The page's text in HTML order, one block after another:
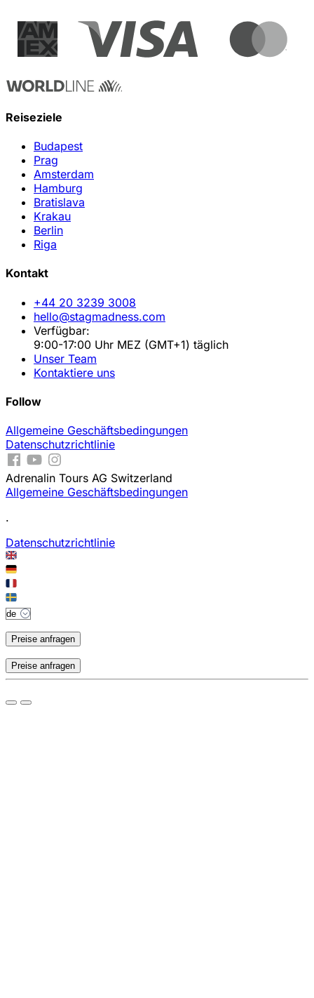
Reiseziele
Budapest
Prag
Amsterdam
Hamburg
Bratislava
Krakau
Berlin
Riga
Kontakt
+44 20 3239 3008
hello@stagmadness.com
Verfügbar:
9:00-17:00 Uhr MEZ (GMT+1) täglich
Unser Team
Kontaktiere uns
Follow
Allgemeine Geschäftsbedingungen
Datenschutzrichtlinie
Adrenalin Tours AG Switzerland
Allgemeine Geschäftsbedingungen
.
Datenschutzrichtlinie
Preise anfragen
Preise anfragen